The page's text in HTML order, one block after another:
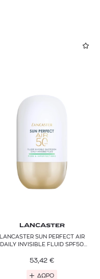
LANCASTER
LANCASTER SUN PERFECT AIR
DAILY INVISIBLE FLUID SPF50
53,42 €
ΔΩΡΟ